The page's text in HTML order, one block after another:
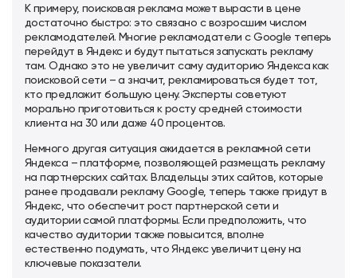
К примеру, поисковая реклама может вырасти в цене
достаточно быстро: это связано с возросшим числом
рекламодателей. Многие рекламодатели с Google теперь
перейдут в Яндекс и будут пытаться запускать рекламу
там. Однако это не увеличит саму аудиторию Яндекса как
поисковой сети – а значит, рекламироваться будет тот,
кто предложит большую цену. Эксперты советуют
морально приготовиться к росту средней стоимости
клиента на 30 или даже 40 процентов.
Немного другая ситуация ожидается в рекламной сети
Яндекса – платформе, позволяющей размещать рекламу
на партнерских сайтах. Владельцы этих сайтов, которые
ранее продавали рекламу Google, теперь также придут в
Яндекс, что обеспечит рост партнерской сети и
аудитории самой платформы. Если предположить, что
качество аудитории также повысится, вполне
естественно подумать, что Яндекс увеличит цену на
ключевые показатели.